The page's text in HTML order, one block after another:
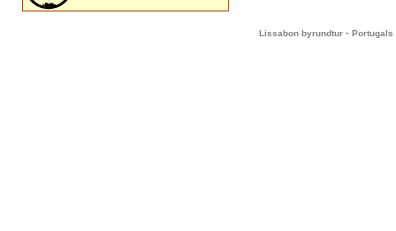
Lissabon byrundtur - Portugals